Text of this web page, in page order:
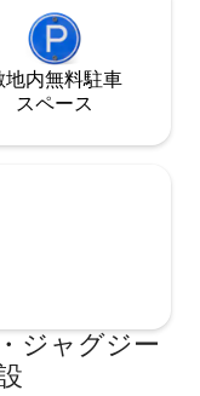
地内無料駐⁠車
ス⁠ペ⁠ー⁠ス
ジャグジー